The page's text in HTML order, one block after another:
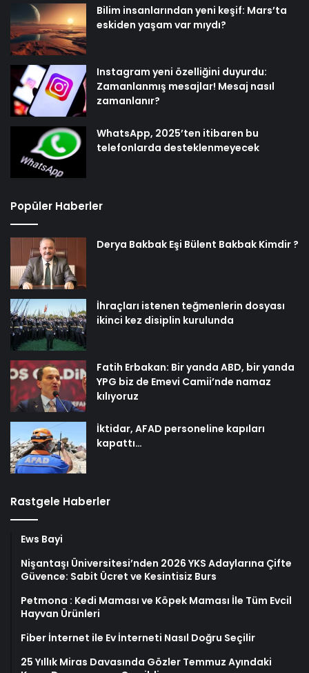
Bilim insanlarından yeni keşif: Mars’ta
eskiden yaşam var mıydı?
Instagram yeni özelliğini duyurdu:
Zamanlanmış mesajlar! Mesaj nasıl
zamanlanır?
WhatsApp, 2025’ten itibaren bu
telefonlarda desteklenmeyecek
Popüler Haberler
Derya Bakbak Eşi Bülent Bakbak Kimdir ?
İhraçları istenen teğmenlerin dosyası
ikinci kez disiplin kurulunda
Fatih Erbakan: Bir yanda ABD, bir yanda
YPG biz de Emevi Camii’nde namaz
kılıyoruz
İktidar, AFAD personeline kapıları
kapattı…
Rastgele Haberler
Ews Bayi
Nişantaşı Üniversitesi’nden 2026 YKS Adaylarına Çifte
Güvence: Sabit Ücret ve Kesintisiz Burs
Petmona : Kedi Maması ve Köpek Maması İle Tüm Evcil
Hayvan Ürünleri
Fiber İnternet ile Ev İnterneti Nasıl Doğru Seçilir
25 Yıllık Miras Davasında Gözler Temmuz Ayındaki